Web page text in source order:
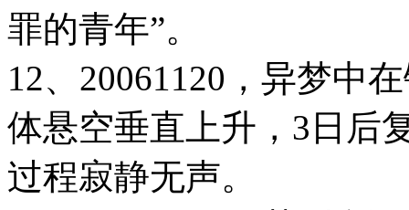
罪的青年”。
12、20061120，异梦中
体悬空垂直上升，3日后
过程寂静无声。